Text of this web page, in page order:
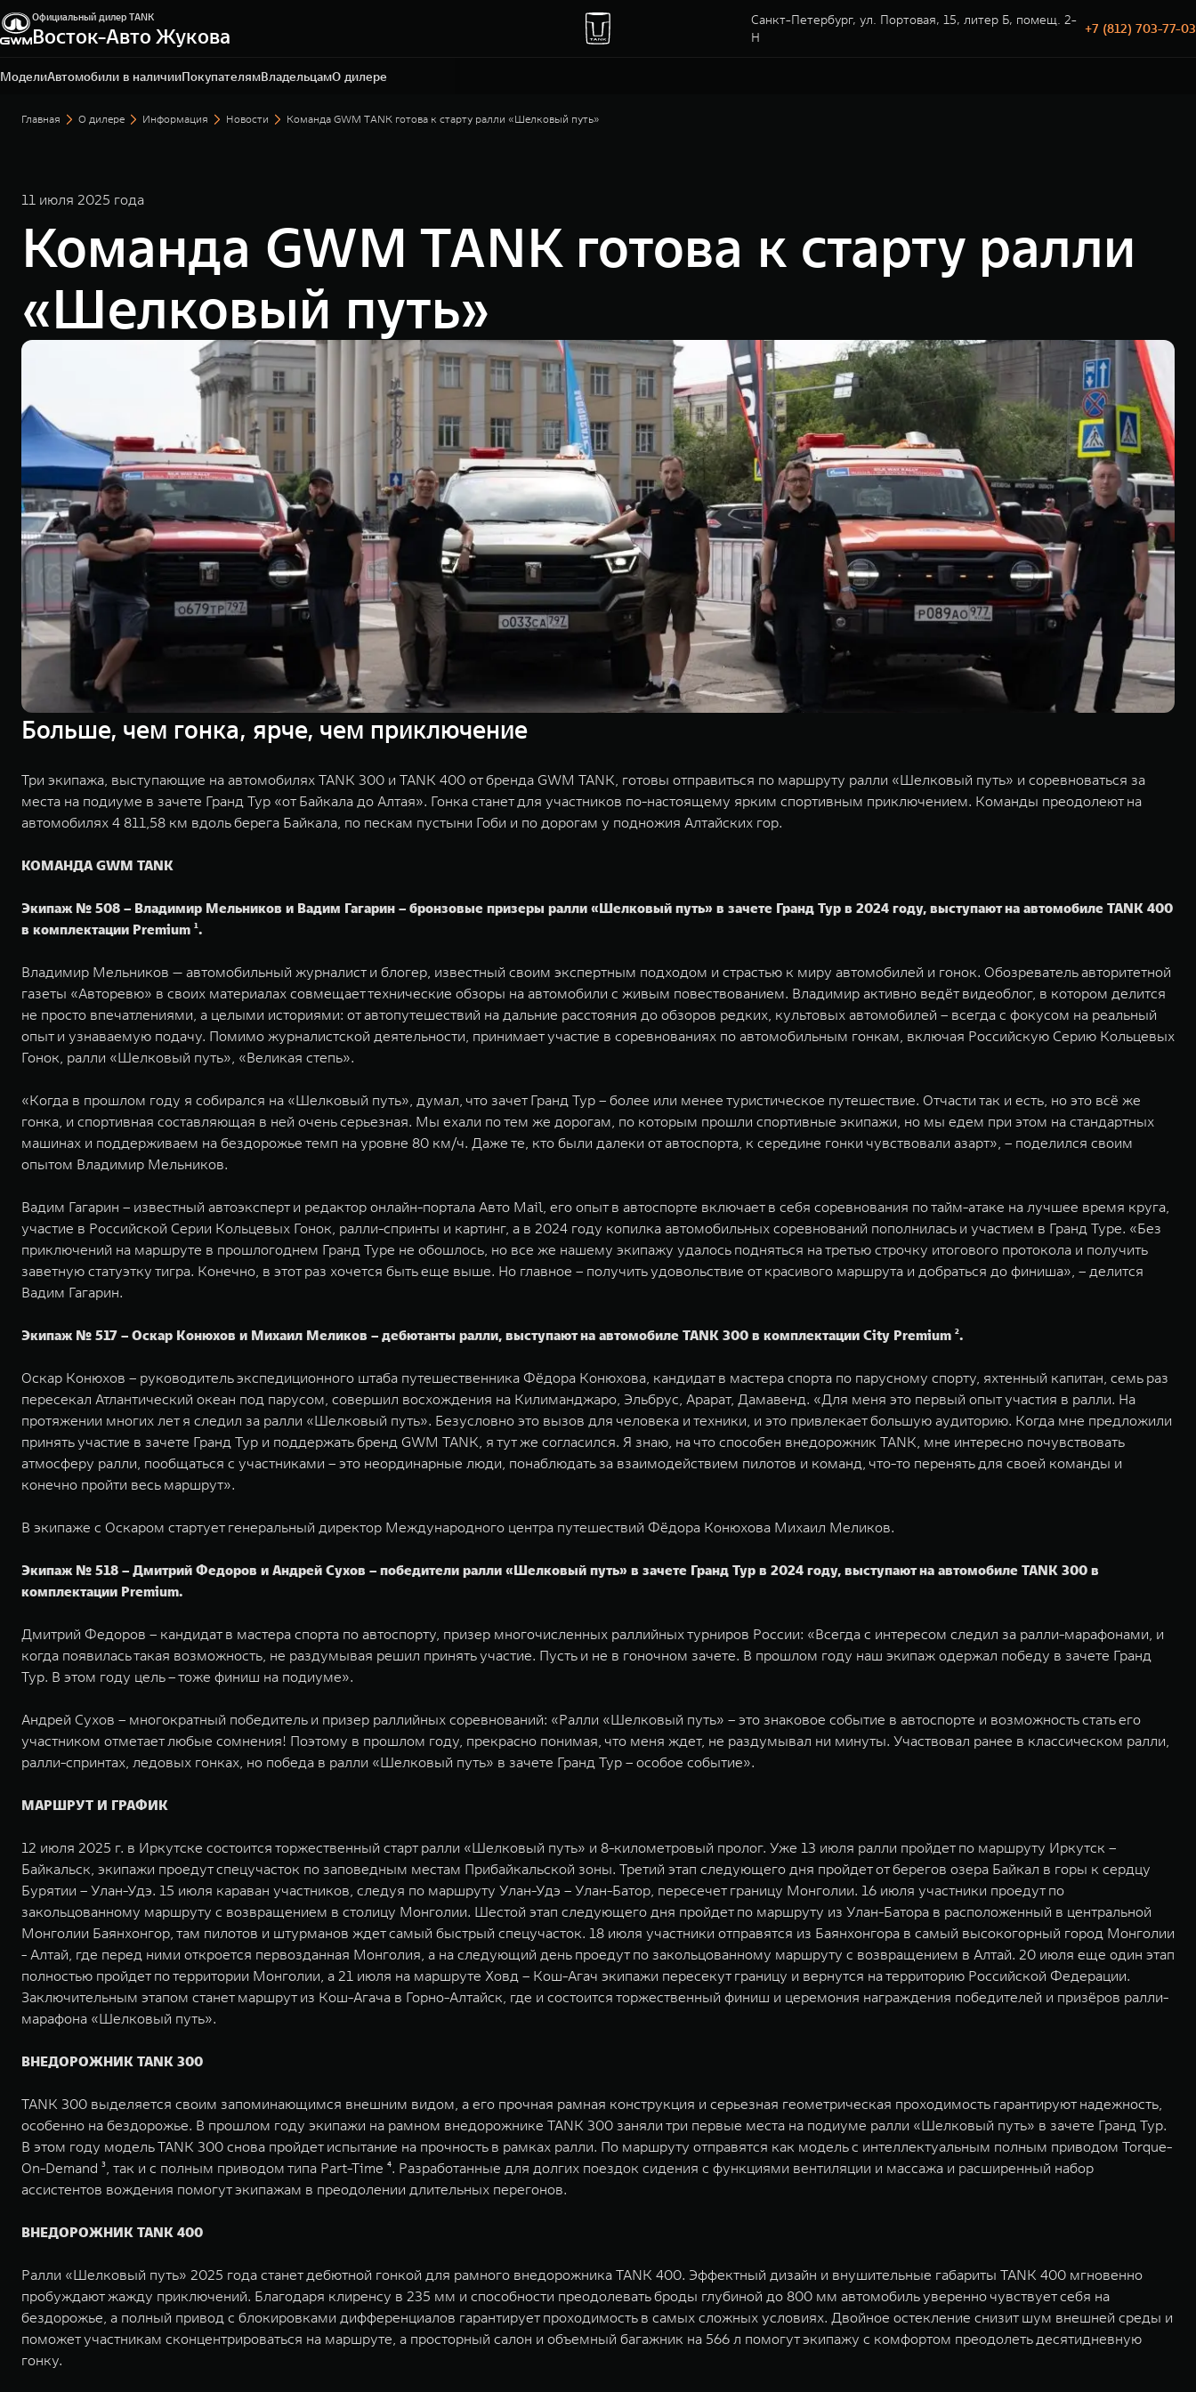
Официальный дилер TANK
Восток-Авто Жукова
Санкт-Петербург, ул. Портовая, 15, литер Б, помещ. 2-
Н
+7 (812) 703-77-03
МоделиАвтомобили в наличииПокупателямВладельцамО дилере
Санкт-Петербург, ул. Портовая, 15, литер Б, помещ. 2-
Н
+7 (812) 703-77-03
Главная О дилере Информация Новости Команда GWM TANK готова к старту ралли «Шелковый путь»
11 июля 2025 года
Команда GWM TANK готова к старту ралли
«Шелковый путь»
Больше, чем гонка, ярче, чем приключение
Три экипажа, выступающие на автомобилях TANK 300 и TANK 400 от бренда GWM TANK, готовы отправиться по маршруту ралли «Шелковый путь» и соревноваться за
места на подиуме в зачете Гранд Тур «от Байкала до Алтая». Гонка станет для участников по-настоящему ярким спортивным приключением. Команды преодолеют на
автомобилях 4 811,58 км вдоль берега Байкала, по пескам пустыни Гоби и по дорогам у подножия Алтайских гор.
КОМАНДА GWM TANK
Экипаж № 508 – Владимир Мельников и Вадим Гагарин – бронзовые призеры ралли «Шелковый путь» в зачете Гранд Тур в 2024 году, выступают на автомобиле TANK 400
в комплектации Premium ¹.
Владимир Мельников — автомобильный журналист и блогер, известный своим экспертным подходом и страстью к миру автомобилей и гонок. Обозреватель авторитетной
газеты «Авторевю» в своих материалах совмещает технические обзоры на автомобили с живым повествованием. Владимир активно ведёт видеоблог, в котором делится
не просто впечатлениями, а целыми историями: от автопутешествий на дальние расстояния до обзоров редких, культовых автомобилей – всегда с фокусом на реальный
опыт и узнаваемую подачу. Помимо журналистской деятельности, принимает участие в соревнованиях по автомобильным гонкам, включая Российскую Серию Кольцевых
Гонок, ралли «Шелковый путь», «Великая степь».
«Когда в прошлом году я собирался на «Шелковый путь», думал, что зачет Гранд Тур – более или менее туристическое путешествие. Отчасти так и есть, но это всё же
гонка, и спортивная составляющая в ней очень серьезная. Мы ехали по тем же дорогам, по которым прошли спортивные экипажи, но мы едем при этом на стандартных
машинах и поддерживаем на бездорожье темп на уровне 80 км/ч. Даже те, кто были далеки от автоспорта, к середине гонки чувствовали азарт», – поделился своим
опытом Владимир Мельников.
Вадим Гагарин – известный автоэксперт и редактор онлайн-портала Авто Mail, его опыт в автоспорте включает в себя соревнования по тайм-атаке на лучшее время круга,
участие в Российской Серии Кольцевых Гонок, ралли-спринты и картинг, а в 2024 году копилка автомобильных соревнований пополнилась и участием в Гранд Туре. «Без
приключений на маршруте в прошлогоднем Гранд Туре не обошлось, но все же нашему экипажу удалось подняться на третью строчку итогового протокола и получить
заветную статуэтку тигра. Конечно, в этот раз хочется быть еще выше. Но главное – получить удовольствие от красивого маршрута и добраться до финиша», – делится
Вадим Гагарин.
Экипаж № 517 – Оскар Конюхов и Михаил Меликов – дебютанты ралли, выступают на автомобиле TANK 300 в комплектации City Premium ².
Оскар Конюхов – руководитель экспедиционного штаба путешественника Фёдора Конюхова, кандидат в мастера спорта по парусному спорту, яхтенный капитан, семь раз
пересекал Атлантический океан под парусом, совершил восхождения на Килиманджаро, Эльбрус, Арарат, Дамавенд. «Для меня это первый опыт участия в ралли. На
протяжении многих лет я следил за ралли «Шелковый путь». Безусловно это вызов для человека и техники, и это привлекает большую аудиторию. Когда мне предложили
принять участие в зачете Гранд Тур и поддержать бренд GWM TANK, я тут же согласился. Я знаю, на что способен внедорожник TANK, мне интересно почувствовать
атмосферу ралли, пообщаться с участниками – это неординарные люди, понаблюдать за взаимодействием пилотов и команд, что-то перенять для своей команды и
конечно пройти весь маршрут».
В экипаже с Оскаром стартует генеральный директор Международного центра путешествий Фёдора Конюхова Михаил Меликов.
Экипаж № 518 – Дмитрий Федоров и Андрей Сухов – победители ралли «Шелковый путь» в зачете Гранд Тур в 2024 году, выступают на автомобиле TANK 300 в
комплектации Premium.
Дмитрий Федоров – кандидат в мастера спорта по автоспорту, призер многочисленных раллийных турниров России: «Всегда с интересом следил за ралли-марафонами, и
когда появилась такая возможность, не раздумывая решил принять участие. Пусть и не в гоночном зачете. В прошлом году наш экипаж одержал победу в зачете Гранд
Тур. В этом году цель – тоже финиш на подиуме». ⁠⁠
Андрей Сухов – многократный победитель и призер раллийных соревнований: «Ралли «Шелковый путь» – это знаковое событие в автоспорте и возможность стать его
участником отметает любые сомнения! Поэтому в прошлом году, прекрасно понимая, что меня ждет, не раздумывал ни минуты. Участвовал ранее в классическом ралли,
ралли-спринтах, ледовых гонках, но победа в ралли «Шелковый путь» в зачете Гранд Тур – особое событие».
МАРШРУТ И ГРАФИК
12 июля 2025 г. в Иркутске состоится торжественный старт ралли «Шелковый путь» и 8-километровый пролог. Уже 13 июля ралли пройдет по маршруту Иркутск –
Байкальск, экипажи проедут спецучасток по заповедным местам Прибайкальской зоны. Третий этап следующего дня пройдет от берегов озера Байкал в горы к сердцу
Бурятии – Улан-Удэ. 15 июля караван участников, следуя по маршруту Улан-Удэ – Улан-Батор, пересечет границу Монголии. 16 июля участники проедут по
закольцованному маршруту с возвращением в столицу Монголии. Шестой этап следующего дня пройдет по маршруту из Улан-Батора в расположенный в центральной
Монголии Баянхонгор, там пилотов и штурманов ждет самый быстрый спецучасток. 18 июля участники отправятся из Баянхонгора в самый высокогорный город Монголии
- Алтай, где перед ними откроется первозданная Монголия, а на следующий день проедут по закольцованному маршруту с возвращением в Алтай. 20 июля еще один этап
полностью пройдет по территории Монголии, а 21 июля на маршруте Ховд – Кош-Агач экипажи пересекут границу и вернутся на территорию Российской Федерации.
Заключительным этапом станет маршрут из Кош-Агача в Горно-Алтайск, где и состоится торжественный финиш и церемония награждения победителей и призёров ралли-
марафона «Шелковый путь».
ВНЕДОРОЖНИК TANK 300
TANK 300 выделяется своим запоминающимся внешним видом, а его прочная рамная конструкция и серьезная геометрическая проходимость гарантируют надежность,
особенно на бездорожье. В прошлом году экипажи на рамном внедорожнике TANK 300 заняли три первые места на подиуме ралли «Шелковый путь» в зачете Гранд Тур.
В этом году модель TANK 300 снова пройдет испытание на прочность в рамках ралли. По маршруту отправятся как модель с интеллектуальным полным приводом Torque-
On-Demand ³, так и с полным приводом типа Part-Time ⁴. Разработанные для долгих поездок сидения с функциями вентиляции и массажа и расширенный набор
ассистентов вождения помогут экипажам в преодолении длительных перегонов.
ВНЕДОРОЖНИК TANK 400
Ралли «Шелковый путь» 2025 года станет дебютной гонкой для рамного внедорожника TANK 400. Эффектный дизайн и внушительные габариты TANK 400 мгновенно
пробуждают жажду приключений. Благодаря клиренсу в 235 мм и способности преодолевать броды глубиной до 800 мм автомобиль уверенно чувствует себя на
бездорожье, а полный привод с блокировками дифференциалов гарантирует проходимость в самых сложных условиях. Двойное остекление снизит шум внешней среды и
поможет участникам сконцентрироваться на маршруте, а просторный салон и объемный багажник на 566 л помогут экипажу с комфортом преодолеть десятидневную
гонку.